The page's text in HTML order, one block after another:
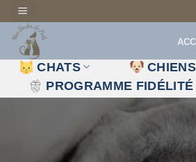
Passer
au
contenu
CHATS CHIENS
PROGRAMME FIDÉLITÉ